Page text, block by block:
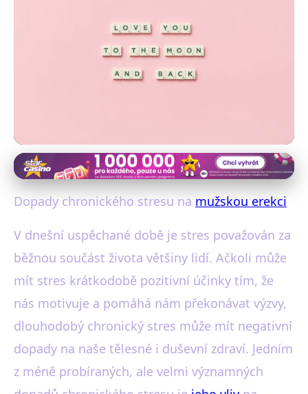
Vliv stresu a úzkosti na mužskou potenci
Jak Chronický Stres Ovlivňuje
9. 1. 2026· 4 min čtení · Autor: Marek Pavelka
Dopady chronického stresu na mužskou erekci
V dnešní uspěchané době je stres považován za
běžnou součást života většiny lidí. Ačkoli může
mít stres krátkodobě pozitivní účinky tím, že
nás motivuje a pomáhá nám překonávat výzvy,
dlouhodobý chronický stres může mít negativní
dopady na naše tělesné i duševní zdraví. Jedním
z méně probíraných, ale velmi významných